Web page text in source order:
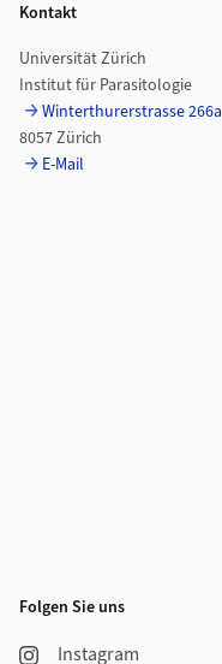
Kontakt
Universität Zürich
Institut für Parasitologie
Winterthurerstrasse 266a
8057 Zürich
E-Mail
Folgen Sie uns
Instagram